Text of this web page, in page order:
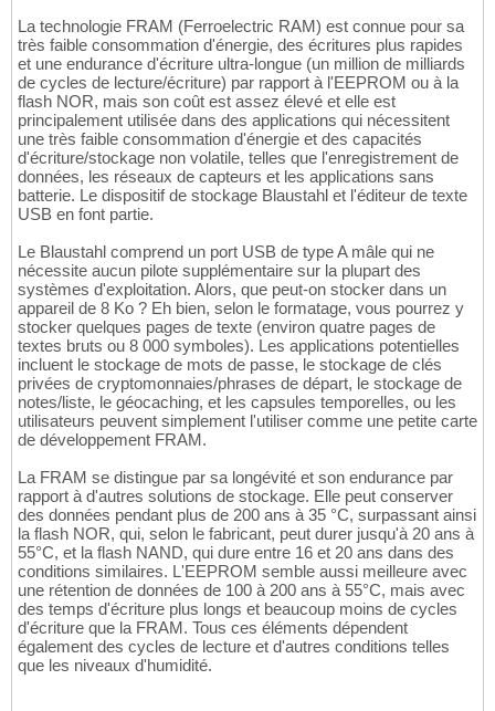
La technologie FRAM (Ferroelectric RAM) est connue pour sa
très faible consommation d'énergie, des écritures plus rapides
et une endurance d'écriture ultra-longue (un million de milliards
de cycles de lecture/écriture) par rapport à l'EEPROM ou à la
flash NOR, mais son coût est assez élevé et elle est
principalement utilisée dans des applications qui nécessitent
une très faible consommation d'énergie et des capacités
d'écriture/stockage non volatile, telles que l'enregistrement de
données, les réseaux de capteurs et les applications sans
batterie. Le dispositif de stockage Blaustahl et l'éditeur de texte
USB en font partie.
Le Blaustahl comprend un port USB de type A mâle qui ne
nécessite aucun pilote supplémentaire sur la plupart des
systèmes d'exploitation. Alors, que peut-on stocker dans un
appareil de 8 Ko ? Eh bien, selon le formatage, vous pourrez y
stocker quelques pages de texte (environ quatre pages de
textes bruts ou 8 000 symboles). Les applications potentielles
incluent le stockage de mots de passe, le stockage de clés
privées de cryptomonnaies/phrases de départ, le stockage de
notes/liste, le géocaching, et les capsules temporelles, ou les
utilisateurs peuvent simplement l'utiliser comme une petite carte
de développement FRAM.
La FRAM se distingue par sa longévité et son endurance par
rapport à d'autres solutions de stockage. Elle peut conserver
des données pendant plus de 200 ans à 35 °C, surpassant ainsi
la flash NOR, qui, selon le fabricant, peut durer jusqu'à 20 ans à
55°C, et la flash NAND, qui dure entre 16 et 20 ans dans des
conditions similaires. L'EEPROM semble aussi meilleure avec
une rétention de données de 100 à 200 ans à 55°C, mais avec
des temps d'écriture plus longs et beaucoup moins de cycles
d'écriture que la FRAM. Tous ces éléments dépendent
également des cycles de lecture et d'autres conditions telles
que les niveaux d'humidité.